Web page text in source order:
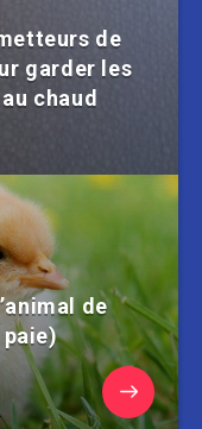
de
garder les
chaud
de
paie)